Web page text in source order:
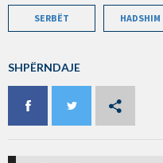
SERBËT
SHPËRNDAJE